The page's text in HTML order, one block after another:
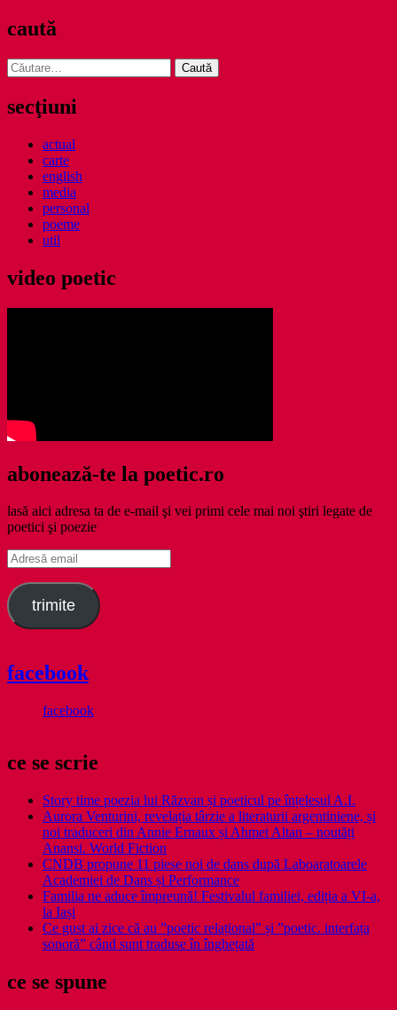
caută
Caută
după:
secţiuni
actual
carte
english
media
personal
poeme
util
video poetic
abonează-te la poetic.ro
lasă aici adresa ta de e-mail şi vei primi cele mai noi ştiri legate de
poetici şi poezie
Adresă
email
trimite
facebook
facebook
ce se scrie
Story time poezia lui Răzvan și poeticul pe înțelesul A.I.
Aurora Venturini, revelația târzie a literaturii argentiniene, și
noi traduceri din Annie Ernaux și Ahmet Altan – noutăți
Anansi. World Fiction
CNDB propune 11 piese noi de dans după Laboaratoarele
Academiei de Dans și Performance
Familia ne aduce împreună! Festivalul familiei, ediția a VI-a,
la Iași
Ce gust ai zice că au ”poetic relațional” și ”poetic. interfața
sonoră” când sunt traduse în înghețată
ce se spune